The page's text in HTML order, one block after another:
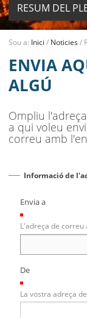
RESUM DEL
SETEMBRE
MUNICIPI
SEU
BELL-LLOC
Sou a: Inici / Noticies/
ENVIA
ALGÚ
Ompliu
a qui voleu
correu amb
Informació de
Envia a
L'adreça de correu
De
La vostra adreça